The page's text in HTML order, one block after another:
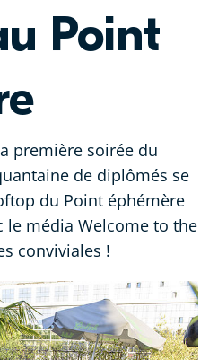
Point
première soirée du
de diplômés se
du Point éphémère
le média Welcome to the
conviviales !